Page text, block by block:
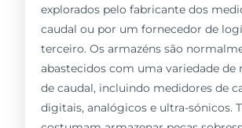
explorados pelo fabricante dos
caudal ou por um fornecedor de
terceiro. Os armazéns são
abastecidos com uma variedade de
de caudal, incluindo medidores de
digitais, analógicos e ultra-sónicos.